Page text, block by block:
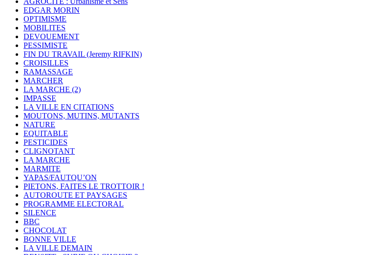
EDGAR MORIN
OPTIMISME
MOBILITES
DEVOUEMENT
PESSIMISTE
FIN DU TRAVAIL (Jeremy RIFKIN)
CROISILLES
RAMASSAGE
MARCHER
LA MARCHE (2)
IMPASSE
LA VILLE EN CITATIONS
MOUTONS, MUTINS, MUTANTS
NATURE
EQUITABLE
PESTICIDES
CLIGNOTANT
LA MARCHE
MARMITE
YAPAS/FAUTQU’ON
PIETONS, FAITES LE TROTTOIR !
AUTOROUTE ET PAYSAGES
PROGRAMME ELECTORAL
SILENCE
BBC
CHOCOLAT
BONNE VILLE
LA VILLE DEMAIN